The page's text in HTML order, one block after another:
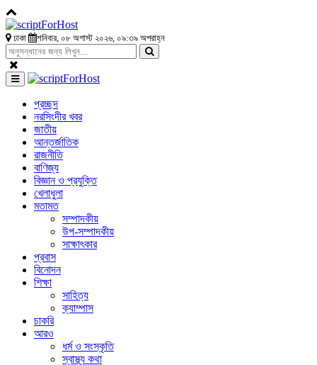
ঢাকা শনিবার, ০৮ অগাস্ট ২০২৬, ০৯:৩৯ অপরাহ্ন
প্রচ্ছদ
নরসিংদীর খবর
জাতীয়
আন্তর্জাতিক
রাজনীতি
বাণিজ্য
বিজ্ঞান ও প্রযুক্তি
খেলাধুলা
মতামত
সম্পাদকীয়
উপ-সম্পাদকীয়
সাক্ষাৎকার
প্রবাস
বিনোদন
শিক্ষা
সাহিত্য
ক্যাম্পাস
চাকরি
আরও
ধর্ম ও সংস্কৃতি
স্বাস্থ্য কথা